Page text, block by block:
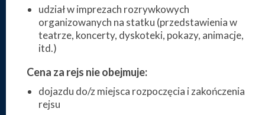
udział w imprezach rozrywkowych
organizowanych na statku (przedstawienia w
teatrze, koncerty, dyskoteki, pokazy, animacje,
itd.)
Cena za rejs nie obejmuje:
dojazdu do/z miejsca rozpoczęcia i zakończenia
rejsu